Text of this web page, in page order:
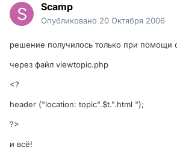
Scamp
Опубликовано 20 Октября 2006
решение получилось только при помощи
через файл viewtopic.php
<?
header ("location: topic".$t.".html ");
?>
и всё!